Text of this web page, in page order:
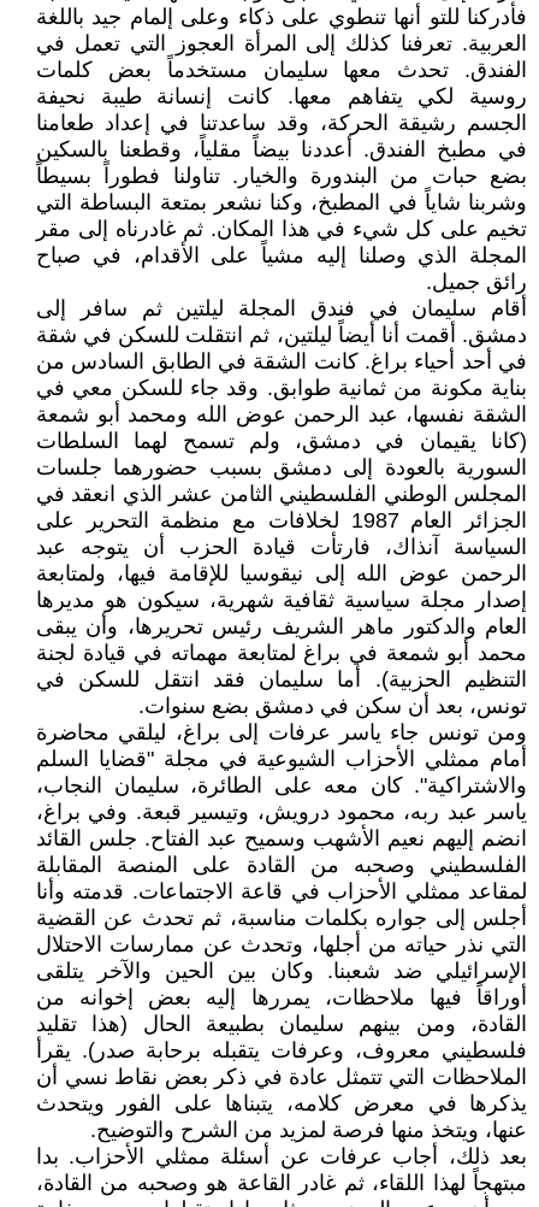
فأدركنا للتو أنها تنطوي على ذكاء وعلى إلمام جيد باللغة
العربية. تعرفنا كذلك إلى المرأة العجوز التي تعمل في
الفندق. تحدث معها سليمان مستخدماً بعض كلمات
روسية لكي يتفاهم معها. كانت إنسانة طيبة نحيفة
الجسم رشيقة الحركة، وقد ساعدتنا في إعداد طعامنا
في مطبخ الفندق. أعددنا بيضاً مقلياً، وقطعنا بالسكين
بضع حبات من البندورة والخيار. تناولنا فطوراً بسيطاً
وشربنا شاياً في المطبخ، وكنا نشعر بمتعة البساطة التي
تخيم على كل شيء في هذا المكان. ثم غادرناه إلى مقر
المجلة الذي وصلنا إليه مشياً على الأقدام، في صباح
رائق جميل.
أقام سليمان في فندق المجلة ليلتين ثم سافر إلى
دمشق. أقمت أنا أيضاً ليلتين، ثم انتقلت للسكن في شقة
في أحد أحياء براغ. كانت الشقة في الطابق السادس من
بناية مكونة من ثمانية طوابق. وقد جاء للسكن معي في
الشقة نفسها، عبد الرحمن عوض الله ومحمد أبو شمعة
(كانا يقيمان في دمشق، ولم تسمح لهما السلطات
السورية بالعودة إلى دمشق بسبب حضورهما جلسات
المجلس الوطني الفلسطيني الثامن عشر الذي انعقد في
الجزائر العام 1987 لخلافات مع منظمة التحرير على
السياسة آنذاك، فارتأت قيادة الحزب أن يتوجه عبد
الرحمن عوض الله إلى نيقوسيا للإقامة فيها، ولمتابعة
إصدار مجلة سياسية ثقافية شهرية، سيكون هو مديرها
العام والدكتور ماهر الشريف رئيس تحريرها، وأن يبقى
محمد أبو شمعة في براغ لمتابعة مهماته في قيادة لجنة
التنظيم الحزبية). أما سليمان فقد انتقل للسكن في
تونس، بعد أن سكن في دمشق بضع سنوات.
ومن تونس جاء ياسر عرفات إلى براغ، ليلقي محاضرة
أمام ممثلي الأحزاب الشيوعية في مجلة "قضايا السلم
والاشتراكية". كان معه على الطائرة، سليمان النجاب،
ياسر عبد ربه، محمود درويش، وتيسير قبعة. وفي براغ،
انضم إليهم نعيم الأشهب وسميح عبد الفتاح. جلس القائد
الفلسطيني وصحبه من القادة على المنصة المقابلة
لمقاعد ممثلي الأحزاب في قاعة الاجتماعات. قدمته وأنا
أجلس إلى جواره بكلمات مناسبة، ثم تحدث عن القضية
التي نذر حياته من أجلها، وتحدث عن ممارسات الاحتلال
الإسرائيلي ضد شعبنا. وكان بين الحين والآخر يتلقى
أوراقاً فيها ملاحظات، يمررها إليه بعض إخوانه من
القادة، ومن بينهم سليمان بطبيعة الحال (هذا تقليد
فلسطيني معروف، وعرفات يتقبله برحابة صدر). يقرأ
الملاحظات التي تتمثل عادة في ذكر بعض نقاط نسي أن
يذكرها في معرض كلامه، يتبناها على الفور ويتحدث
عنها، ويتخذ منها فرصة لمزيد من الشرح والتوضيح.
بعد ذلك، أجاب عرفات عن أسئلة ممثلي الأحزاب. بدا
مبتهجاً لهذا اللقاء، ثم غادر القاعة هو وصحبه من القادة،